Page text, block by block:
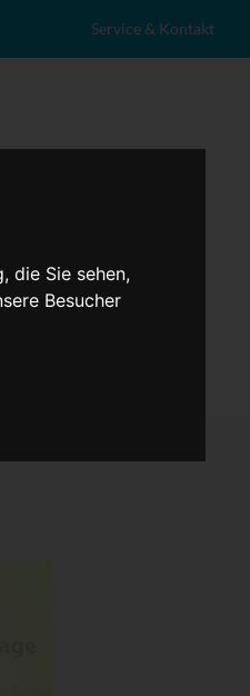
die Sie sehen,
Besucher
Service & Kontakt